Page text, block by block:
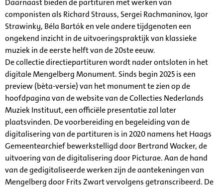
Daarnaast bieden de partituren met werken van
componisten als Richard Strauss, Sergei Rachmaninov, Igor
Strawinky, Béla Bartók en vele andere tijdgenoten een
ongekend inzicht in de uitvoeringspraktijk van klassieke
muziek in de eerste helft van de 20ste eeuw.
De collectie directiepartituren wordt nader ontsloten in het
digitale Mengelberg Monument. Sinds begin 2025 is een
preview (bèta-versie) van het monument te zien op de
hoofdpagina van de website van de Collecties Nederlands
Muziek Instituut, een officiële presentatie zal later
plaatsvinden. De voorbereiding en begeleiding van de
digitalisering van de partituren is in 2020 namens het Haags
Gemeentearchief bewerkstelligd door Bertrand Wacker, de
uitvoering van de digitalisering door Picturae. Aan de hand
van de gedigitaliseerde werken zijn de aantekeningen van
Mengelberg door Frits Zwart vervolgens getranscribeerd. De